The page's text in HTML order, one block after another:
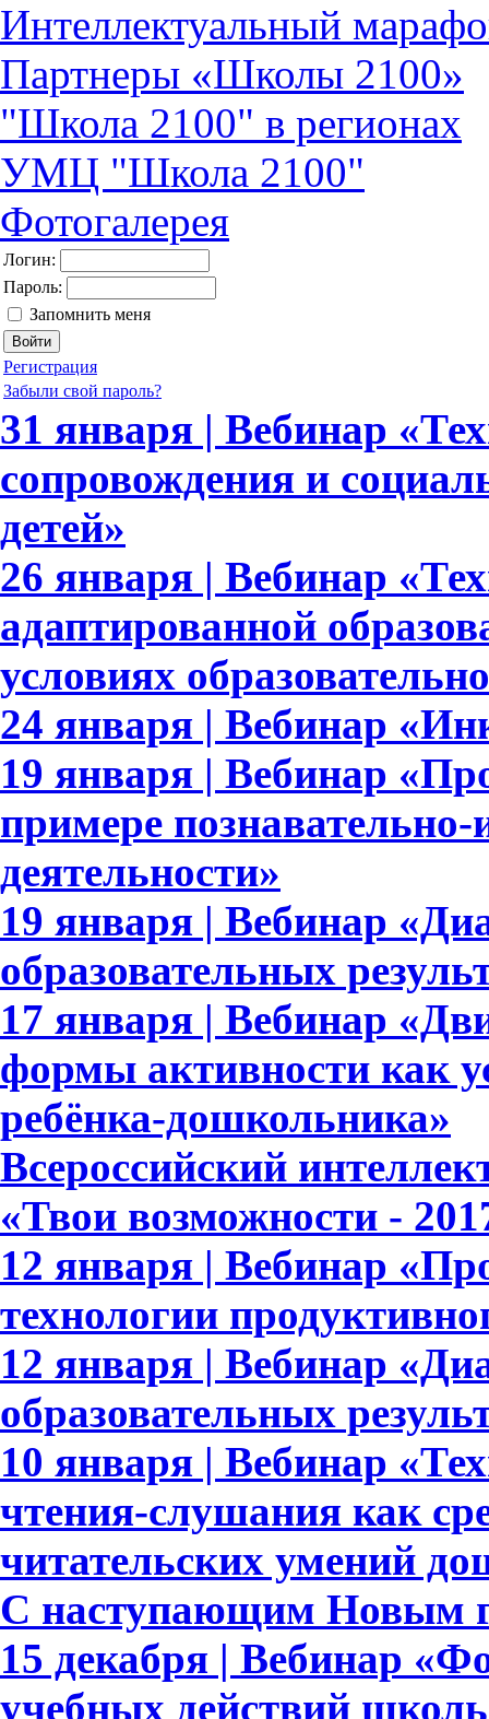
Интеллектуальный
Партнеры «Школы 2100»
"Школа 2100" в регионах
УМЦ "Школа 2100"
Фотогалерея
Логин:
Пароль:
Запомнить меня
Регистрация
Забыли свой пароль?
31 января | Вебинар
сопровождения и
детей»
26 января | Вебинар
адаптированной
условиях
24 января | Вебинар
19 января | Вебинар
примере познавательно-
деятельности»
19 января | Вебинар
образовательных
17 января | Вебинар
формы активности как
ребёнка-дошкольника»
Всероссийский
«Твои возможности -
12 января | Вебинар
технологии
12 января | Вебинар
образовательных
10 января | Вебинар
чтения-слушания как
читательских умений
С наступающим Новым
15 декабря | Вебинар
учебных действий